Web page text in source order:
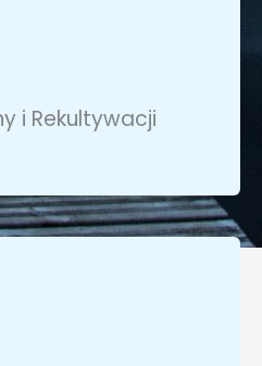
i Rekultywacji